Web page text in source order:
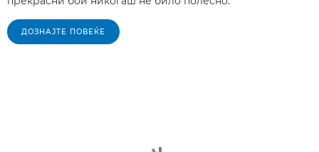
ДОЗНАЈТЕ ПОВЕЌЕ